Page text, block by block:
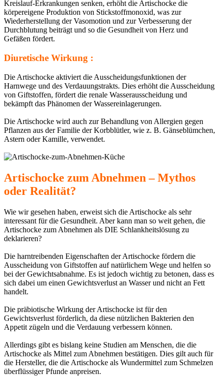
Kreislauf-Erkrankungen senken, erhöht die Artischocke die
körpereigene Produktion von Stickstoffmonoxid, was zur
Wiederherstellung der Vasomotion und zur Verbesserung der
Durchblutung beiträgt und so die Gesundheit von Herz und
Gefäßen fördert.
Diuretische Wirkung :
Die Artischocke aktiviert die Ausscheidungsfunktionen der
Harnwege und des Verdauungstrakts. Dies erhöht die Ausscheidung
von Giftstoffen, fördert die renale Wasserausscheidung und
bekämpft das Phänomen der Wassereinlagerungen.
Die Artischocke wird auch zur Behandlung von Allergien gegen
Pflanzen aus der Familie der Korbblütler, wie z. B. Gänseblümchen,
Astern oder Kamille, verwendet.
Artischocke zum Abnehmen – Mythos
oder Realität?
Wie wir gesehen haben, erweist sich die Artischocke als sehr
interessant für die Gesundheit. Aber kann man so weit gehen, die
Artischocke zum Abnehmen als DIE Schlankheitslösung zu
deklarieren?
Die harntreibenden Eigenschaften der Artischocke fördern die
Ausscheidung von Giftstoffen auf natürlichem Wege und helfen so
bei der Gewichtsabnahme. Es ist jedoch wichtig zu betonen, dass es
sich dabei um einen Gewichtsverlust an Wasser und nicht an Fett
handelt.
Die präbiotische Wirkung der Artischocke ist für den
Gewichtsverlust förderlich, da diese nützlichen Bakterien den
Appetit zügeln und die Verdauung verbessern können.
Allerdings gibt es bislang keine Studien am Menschen, die die
Artischocke als Mittel zum Abnehmen bestätigen. Dies gilt auch für
die Hersteller, die die Artischocke als Wundermittel zum Schmelzen
überflüssiger Pfunde anpreisen.